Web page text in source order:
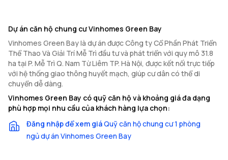
Dự án căn hộ chung cư Vinhomes Green Bay
Vinhomes Green Bay là dự án được Công ty Cổ Phần Phát Triển
Thể Thao Và Giải Trí Mễ Trì đầu tư và phát triển với quy mô 31.8
ha tại P. Mễ Trì Q. Nam Từ Liêm TP. Hà Nội, được kết nối trực tiếp
với hệ thống giao thông huyết mạch, giúp cư dân có thể di
chuyển dễ dàng.
Vinhomes Green Bay có quỹ căn hộ và khoảng giá đa dạng
phù hợp mọi nhu cầu của khách hàng lựa chọn:
Đăng nhập để xem giáQuỹ căn hộ chung cư 1 phòng
ngủ dự án Vinhomes Green Bay